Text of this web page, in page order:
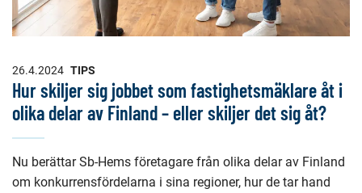
26.4.2024 TIPS
Hur skiljer sig jobbet som fastighetsmäklare åt i
olika delar av Finland – eller skiljer det sig åt?
Nu berättar Sb-Hems företagare från olika delar av Finland
om konkurrensfördelarna i sina regioner, hur de tar hand